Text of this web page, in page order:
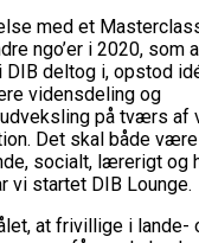
med et
ngo’er i 2020, som
deltog i, opstod
vidensdeling og
på tværs af
Det skal både være
socialt, lærerigt og
vi startet DIB Lounge.
at frivillige i lande-